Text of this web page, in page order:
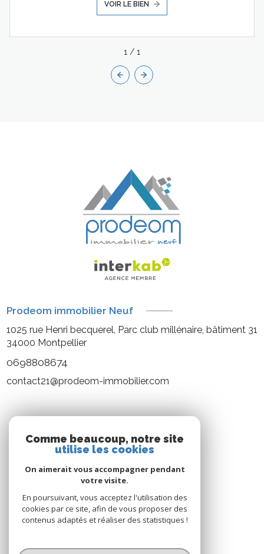
VOIR LE BIEN
1 / 1
Prodeom immobilier Neuf
1025 rue Henri becquerel, Parc club millénaire, bâtiment 31
34000 Montpellier
0698808674
contact21@prodeom-immobilier.com
Nous suivre
© 2026 | Tous droits réservés
Comme beaucoup, notre site
utilise les cookies
On aimerait vous accompagner pendant
votre visite.
En poursuivant, vous acceptez l'utilisation des
cookies par ce site, afin de vous proposer des
contenus adaptés et réaliser des statistiques !